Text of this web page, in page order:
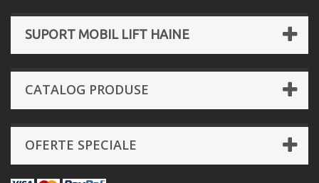
SUPORT MOBIL LIFT HAINE
CATALOG PRODUSE
OFERTE SPECIALE